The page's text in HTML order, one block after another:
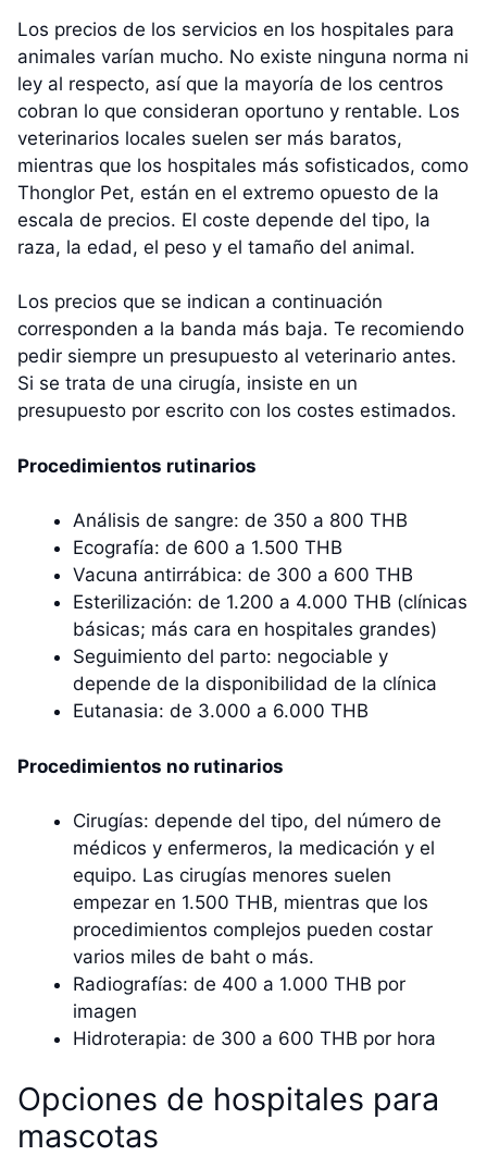
Los precios de los servicios en los hospitales para
animales varían mucho. No existe ninguna norma ni
ley al respecto, así que la mayoría de los centros
cobran lo que consideran oportuno y rentable. Los
veterinarios locales suelen ser más baratos,
mientras que los hospitales más sofisticados, como
Thonglor Pet, están en el extremo opuesto de la
escala de precios. El coste depende del tipo, la
raza, la edad, el peso y el tamaño del animal.
Los precios que se indican a continuación
corresponden a la banda más baja. Te recomiendo
pedir siempre un presupuesto al veterinario antes.
Si se trata de una cirugía, insiste en un
presupuesto por escrito con los costes estimados.
Procedimientos rutinarios
Análisis de sangre: de 350 a 800 THB
Ecografía: de 600 a 1.500 THB
Vacuna antirrábica: de 300 a 600 THB
Esterilización: de 1.200 a 4.000 THB (clínicas
básicas; más cara en hospitales grandes)
Seguimiento del parto: negociable y
depende de la disponibilidad de la clínica
Eutanasia: de 3.000 a 6.000 THB
Procedimientos no rutinarios
Cirugías: depende del tipo, del número de
médicos y enfermeros, la medicación y el
equipo. Las cirugías menores suelen
empezar en 1.500 THB, mientras que los
procedimientos complejos pueden costar
varios miles de baht o más.
Radiografías: de 400 a 1.000 THB por
imagen
Hidroterapia: de 300 a 600 THB por hora
Opciones de hospitales para
mascotas